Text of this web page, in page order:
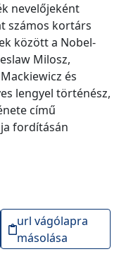
nevelőjeként
számos kortárs
között a Nobel-
Milosz,
és
lengyel történész,
című
fordításán
url vágólapra
másolása